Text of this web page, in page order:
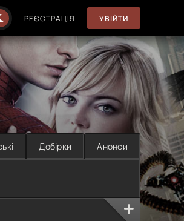
РЕЄСТРАЦІЯ УВІЙТИ
Добірки Анонси